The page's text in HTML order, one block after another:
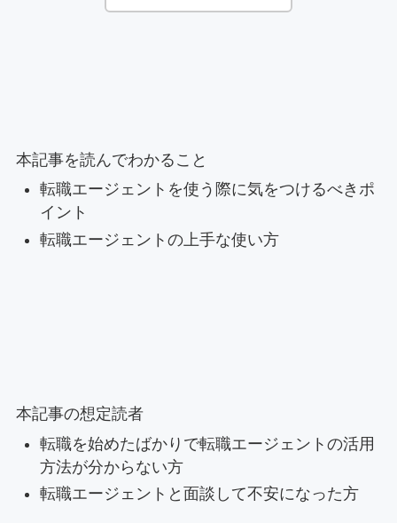
本記事を読んでわかること
転職エージェントを使う際に気をつけるべきポ
イント
転職エージェントの上手な使い方
本記事の想定読者
転職を始めたばかりで転職エージェントの活用
方法が分からない方
転職エージェントと面談して不安になった方